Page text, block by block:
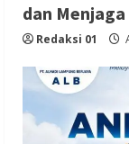
dan
Redaksi 01